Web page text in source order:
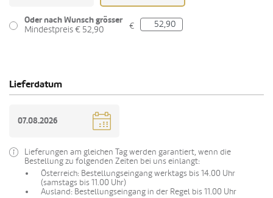
Oder nach Wunsch grösser
Mindestpreis € 52,90
€
Lieferdatum
Lieferungen am gleichen Tag werden garantiert, wenn die
Bestellung zu folgenden Zeiten bei uns einlangt:
Österreich: Bestellungseingang werktags bis 14.00 Uhr
(samstags bis 11.00 Uhr)
Ausland: Bestellungseingang in der Regel bis 11.00 Uhr